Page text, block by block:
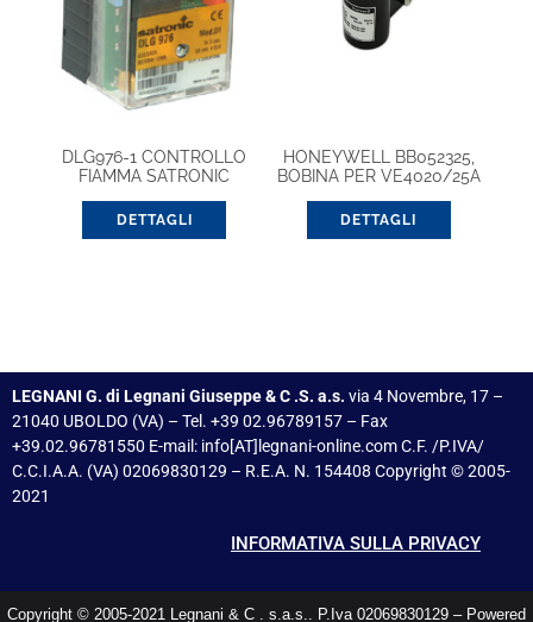
DLG976-1 CONTROLLO
FIAMMA SATRONIC
DETTAGLI
HONEYWELL BB052325,
BOBINA PER VE4020/25A
DETTAGLI
LEGNANI G. di Legnani Giuseppe & C .S. a.s. via 4 Novembre, 17 –
21040 UBOLDO (VA) – Tel. +39 02.96789157 – Fax
+39.02.96781550 E-mail: info[AT]legnani-online.com C.F. /P.IVA/
C.C.I.A.A. (VA) 02069830129 – R.E.A. N. 154408 Copyright © 2005-
2021
INFORMATIVA SULLA PRIVACY
Copyright © 2005-2021 Legnani & C . s.a.s.. P.Iva 02069830129 – Powered